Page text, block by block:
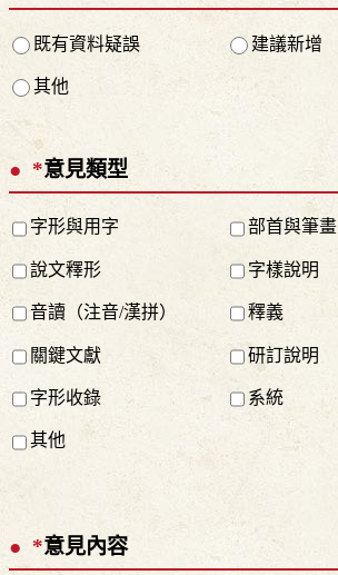
既有資料疑誤 建議新增
其他
*意見類型
字形與用字 部首與筆畫
說文釋形 字樣說明
音讀（注音/漢拼） 釋義
關鍵文獻 研訂說明
字形收錄 系統
其他
*意見內容